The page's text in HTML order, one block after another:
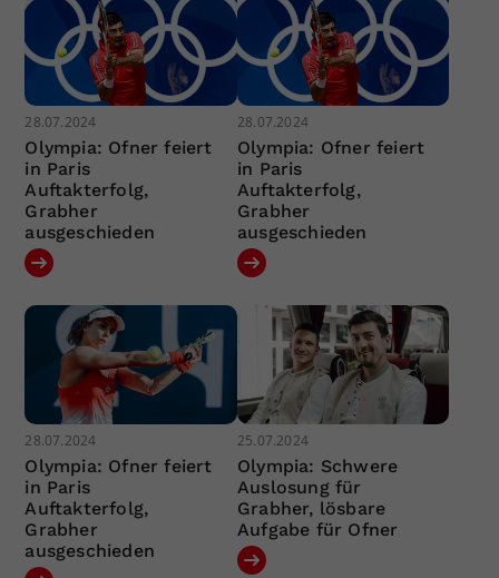
28.07.2024
Olympia: Ofner feiert
in Paris
Auftakterfolg,
Grabher
ausgeschieden
28.07.2024
Olympia: Ofner feiert
in Paris
Auftakterfolg,
Grabher
ausgeschieden
28.07.2024
Olympia: Ofner feiert
in Paris
Auftakterfolg,
Grabher
ausgeschieden
25.07.2024
Olympia: Schwere
Auslosung für
Grabher, lösbare
Aufgabe für Ofner